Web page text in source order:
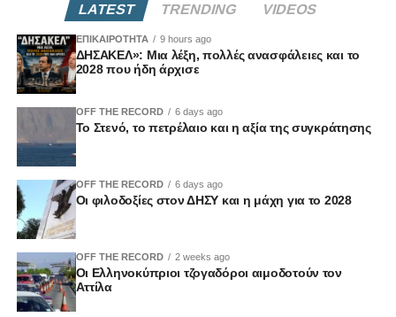
LATEST TRENDING VIDEOS
ΕΠΙΚΑΙΡΟΤΗΤΑ 9 hours ago
ΔΗΣΑΚΕΛ»: Μια λέξη, πολλές ανασφάλειες και το
2028 που ήδη άρχισε
OFF THE RECORD 6 days ago
Το Στενό, το πετρέλαιο και η αξία της συγκράτησης
OFF THE RECORD 6 days ago
Οι φιλοδοξίες στον ΔΗΣΥ και η μάχη για το 2028
OFF THE RECORD 2 weeks ago
Οι Ελληνοκύπριοι τζογαδόροι αιμοδοτούν τον
Αττίλα